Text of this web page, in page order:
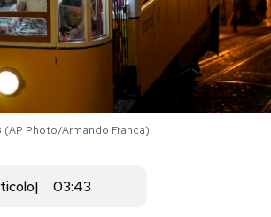
Photo/Armando Franca)
03:43